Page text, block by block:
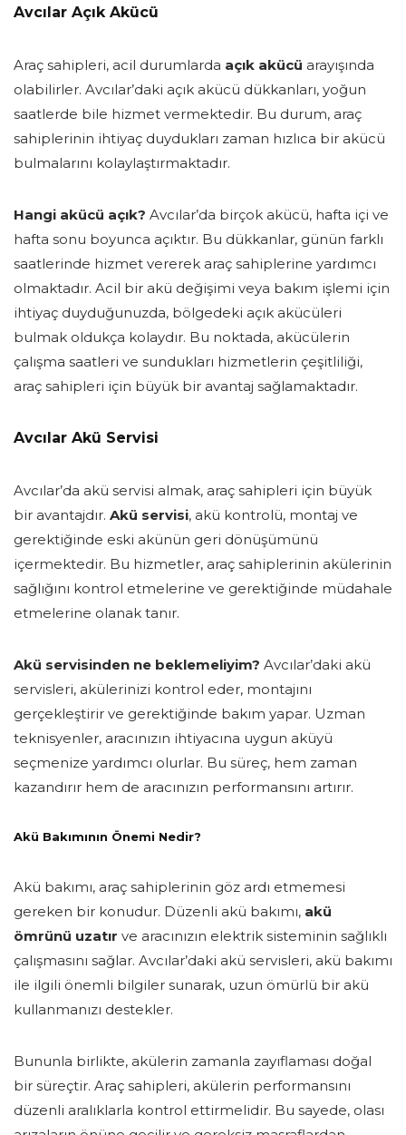
Avcılar Açık Akücü
Araç sahipleri, acil durumlarda açık akücü arayışında
olabilirler. Avcılar’daki açık akücü dükkanları, yoğun
saatlerde bile hizmet vermektedir. Bu durum, araç
sahiplerinin ihtiyaç duydukları zaman hızlıca bir akücü
bulmalarını kolaylaştırmaktadır.
Hangi akücü açık? Avcılar’da birçok akücü, hafta içi ve
hafta sonu boyunca açıktır. Bu dükkanlar, günün farklı
saatlerinde hizmet vererek araç sahiplerine yardımcı
olmaktadır. Acil bir akü değişimi veya bakım işlemi için
ihtiyaç duyduğunuzda, bölgedeki açık akücüleri
bulmak oldukça kolaydır. Bu noktada, akücülerin
çalışma saatleri ve sundukları hizmetlerin çeşitliliği,
araç sahipleri için büyük bir avantaj sağlamaktadır.
Avcılar Akü Servisi
Avcılar’da akü servisi almak, araç sahipleri için büyük
bir avantajdır. Akü servisi, akü kontrolü, montaj ve
gerektiğinde eski akünün geri dönüşümünü
içermektedir. Bu hizmetler, araç sahiplerinin akülerinin
sağlığını kontrol etmelerine ve gerektiğinde müdahale
etmelerine olanak tanır.
Akü servisinden ne beklemeliyim? Avcılar’daki akü
servisleri, akülerinizi kontrol eder, montajını
gerçekleştirir ve gerektiğinde bakım yapar. Uzman
teknisyenler, aracınızın ihtiyacına uygun aküyü
seçmenize yardımcı olurlar. Bu süreç, hem zaman
kazandırır hem de aracınızın performansını artırır.
Akü Bakımının Önemi Nedir?
Akü bakımı, araç sahiplerinin göz ardı etmemesi
gereken bir konudur. Düzenli akü bakımı, akü
ömrünü uzatır ve aracınızın elektrik sisteminin sağlıklı
çalışmasını sağlar. Avcılar’daki akü servisleri, akü bakımı
ile ilgili önemli bilgiler sunarak, uzun ömürlü bir akü
kullanmanızı destekler.
Bununla birlikte, akülerin zamanla zayıflaması doğal
bir süreçtir. Araç sahipleri, akülerin performansını
düzenli aralıklarla kontrol ettirmelidir. Bu sayede, olası